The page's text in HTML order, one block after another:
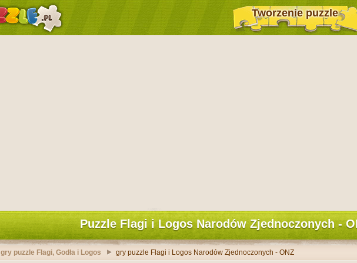
Tworzenie puzzle
Puzzle Flagi i Logos Narodów Zjednoczonych -
gry puzzle Flagi, Godła i Logos gry puzzle Flagi i Logos Narodów Zjednoczonych - ONZ